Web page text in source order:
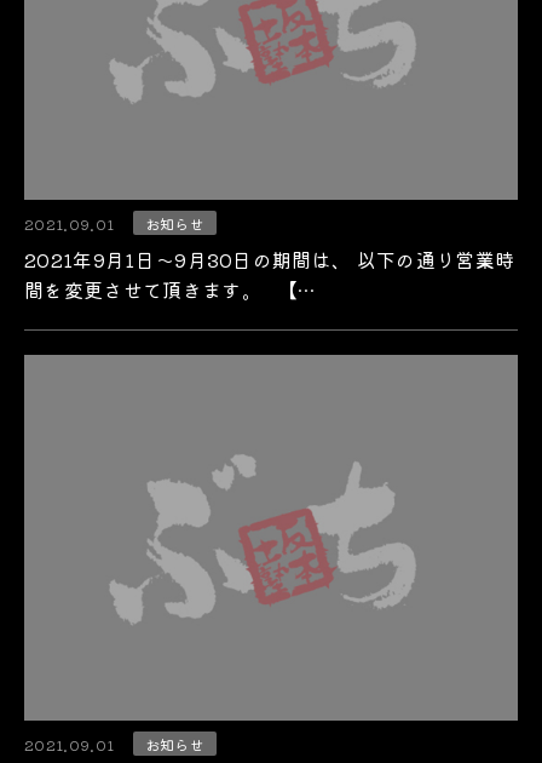
2021.09.01 お知らせ
2021年9月1日～9月30日の期間は、 以下の通り営業時
間を変更させて頂きます。 【…
2021.09.01 お知らせ